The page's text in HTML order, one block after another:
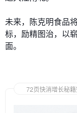
未来，陈克明食品
标，励精图治，以
面。
72页快消增长秘